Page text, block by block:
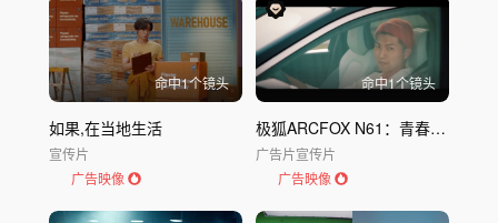
命中1个镜头
如果,在当地生活
宣传片
广告映像
命中1个镜头
极狐ARCFOX N61：青春舞动，一路领潮
广告片宣传片
广告映像